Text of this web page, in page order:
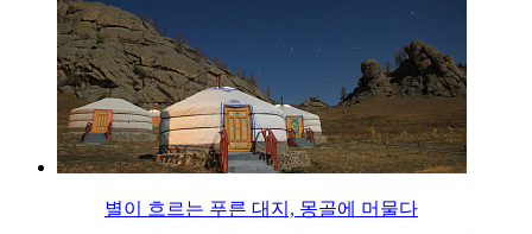
별이 흐르는 푸른 대지, 몽골에 머물다